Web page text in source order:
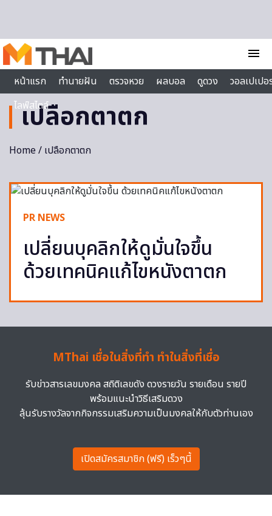
menu
หน้าแรก
ทำนายฝัน ตรวจหวย ผลบอล ดูดวง
วอลเปเป
ไลฟ์สไตล์
เปลือกตาตก
Home/ เปลือกตาตก
PR NEWS
เปลี่ยนบุคลิกให้ดูมั่นใจขึ้น
ด้วยเทคนิคแก้ไขหนังตาตก
MThai เชื่อในสิ่งที่ทำ ทำในสิ่งที่เชื่อ
รับข่าวสารเลขมงคล สถิติเลขดัง ดวงรายวัน รายเดือน รายปี
พร้อมแนะนำวิธีเสริมดวง
ลุ้นรับรางวัลจากกิจกรรมเสริมความเป็นมงคลให้กับตัวท่านเอง
เปิดสมัครสมาชิก (ฟรี) เร็วๆนี้